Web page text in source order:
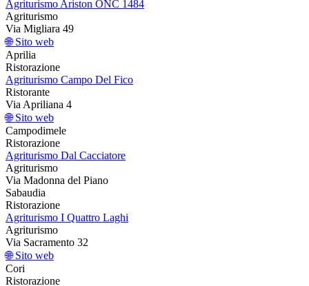
Agriturismo Ariston ONC 1484
Agriturismo
Via Migliara 49
🌐 Sito web
Aprilia
Ristorazione
Agriturismo Campo Del Fico
Ristorante
Via Apriliana 4
🌐 Sito web
Campodimele
Ristorazione
Agriturismo Dal Cacciatore
Agriturismo
Via Madonna del Piano
Sabaudia
Ristorazione
Agriturismo I Quattro Laghi
Agriturismo
Via Sacramento 32
🌐 Sito web
Cori
Ristorazione